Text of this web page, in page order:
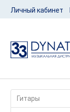
Личный кабинет
Гитары